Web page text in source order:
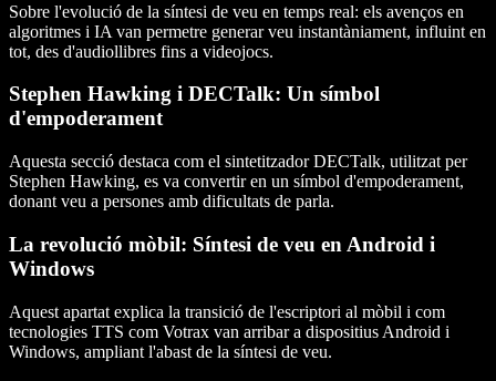
Sobre l'evolució de la síntesi de veu en temps real: els avenços en
algoritmes i IA van permetre generar veu instantàniament, influint en
tot, des d'audiollibres fins a videojocs.
Stephen Hawking i DECTalk: Un símbol
d'empoderament
Aquesta secció destaca com el sintetitzador DECTalk, utilitzat per
Stephen Hawking, es va convertir en un símbol d'empoderament,
donant veu a persones amb dificultats de parla.
La revolució mòbil: Síntesi de veu en Android i
Windows
Aquest apartat explica la transició de l'escriptori al mòbil i com
tecnologies TTS com Votrax van arribar a dispositius Android i
Windows, ampliant l'abast de la síntesi de veu.